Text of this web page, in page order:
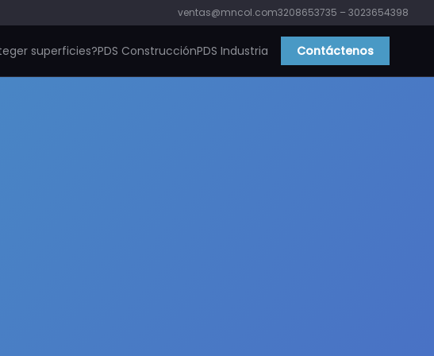
ventas@mncol.com3208653735 – 3023654398
superficies?PDS ConstrucciónPDS Industria Contáctenos